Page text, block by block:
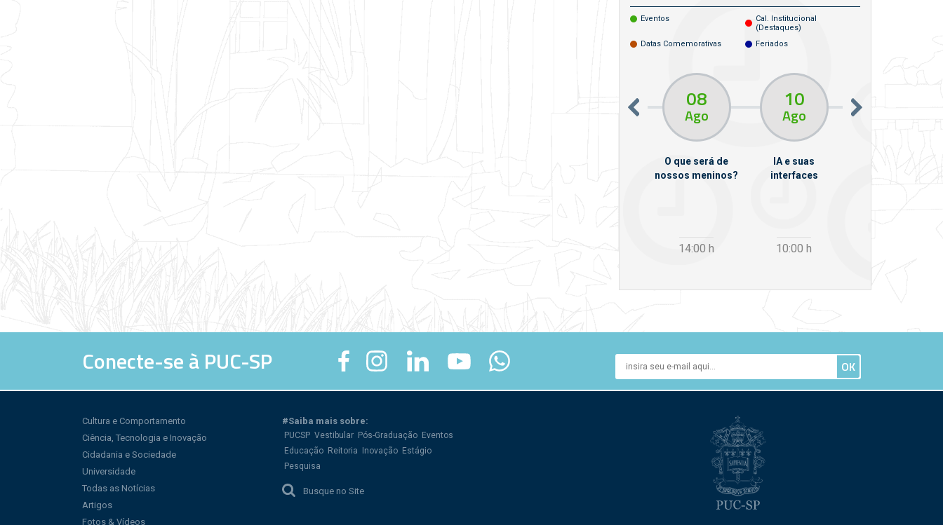
Eventos
Cal. Institucional
(destaques)
Datas Comemorativas
Feriados
08
Ago
O que será de
nossos meninos?
14:00 h
10
Ago
IA e suas
interfaces
10:00 h
Conecte-se à PUC-SP
Cultura e Comportamento
Ciência, Tecnologia e Inovação
Cidadania e Sociedade
Universidade
Todas as Notícias
Artigos
Fotos & Vídeos
#Saiba mais sobre:
PUCSP Vestibular Pós-Graduação Eventos
Educação Reitoria Inovação Estágio
Pesquisa
Busque no Site